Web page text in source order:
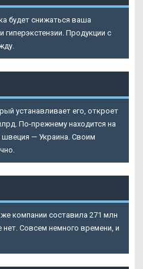
будет снижаться ваша
гиперэкстензии. Продукции с
устанавливает его, откроет
По-прежнему находится на
— Украина. Своим
компании составила 271 млн
Совсем немного времени, и